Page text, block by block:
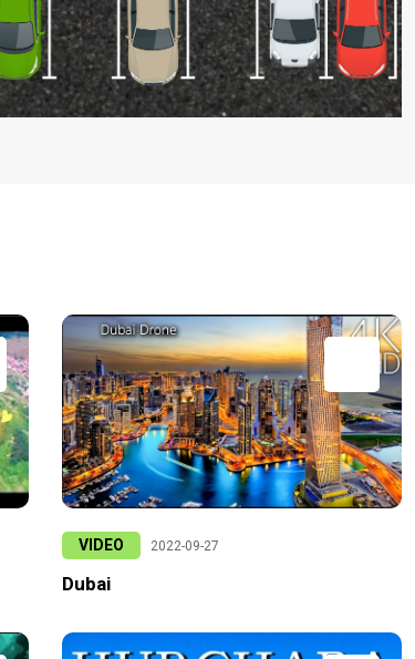
VIDEO 2022-09-27
Dubai